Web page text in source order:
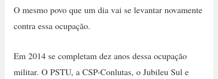
O mesmo povo que um dia vai se levantar novamente
contra essa ocupação.
Em 2014 se completam dez anos dessa ocupação
militar. O PSTU, a CSP-Conlutas, o Jubileu Sul e